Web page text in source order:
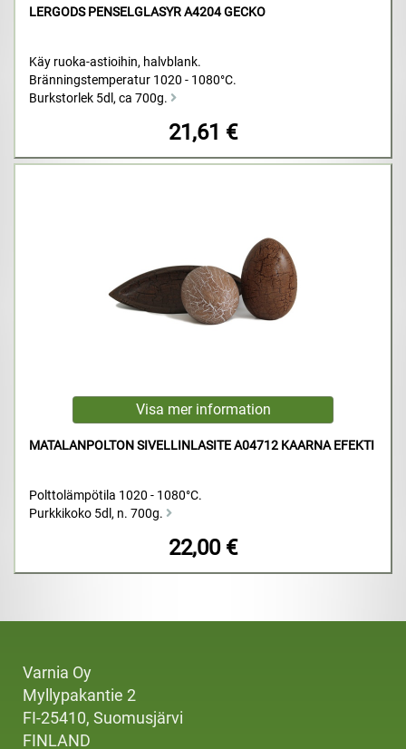
LERGODS PENSELGLASYR A4204 GECKO
Käy ruoka-astioihin, halvblank.
Bränningstemperatur 1020 - 1080°C.
Burkstorlek 5dl, ca 700g.
21,61 €
MATALANPOLTON SIVELLINLASITE A04712 KAARNA EFEKTI
Polttolämpötila 1020 - 1080°C.
Purkkikoko 5dl, n. 700g.
22,00 €
Varnia Oy
Myllypakantie 2
FI-25410, Suomusjärvi
FINLAND